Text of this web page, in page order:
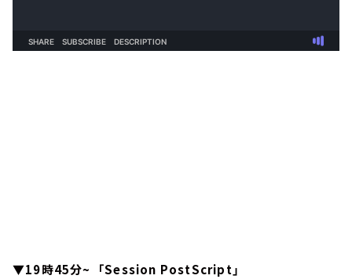
▼19時45分~ 「Session PostScript」